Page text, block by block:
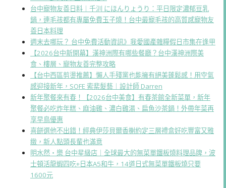
台中寵物友善日料｜千汌 にほんりょうり：平日限定濃郁豆乳
鍋，連毛孩都有專屬免費玉子燒！台中最寵毛孩的高質感寵物友
善日本料理
週末去哪玩？ 台中免費活動資訊》我愛國產雜糧假日市集在逢甲
【2026台中新開幕】漢神洲際有哪些餐廳？台中漢神洲際美
食、樓層、寵物友善完整攻略
【台中西區剪燙推薦】懶人手殘黨也能擁有絕美蓬鬆感！用空氣
感迎接新年，SOFE 索棐髮藝｜設計師 Darren
新年聚餐來有春！【2026台中美食】有春茶館全新菜單，新年
聚餐必吃炸年糕、麻油雞、濃白雞湯、扁魚沙茶鍋！外帶年菜再
享早鳥優惠
喜餅選他不出錯！經典伊莎貝爾香榭約定三層禮盒好吃豐富又雅
緻，新人點頭長輩也滿意
明水然・樂 台中星級店｜全球最大的無菜單鐵板燒料理品牌，波
士頓活龍蝦四吃+日本A5和牛，14道日式無菜單鐵板燒只要
1600元